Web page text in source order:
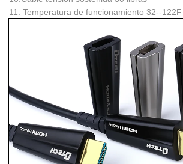
11. Temperatura de funcionamiento 32--